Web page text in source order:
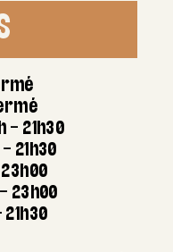
– 21h30
– 21h30
23h00
23h00
21h30